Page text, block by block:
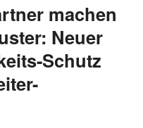
machen
Neuer
Schutz